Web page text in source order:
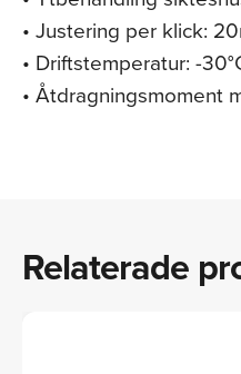
• Justering per klick:
• Driftstemperatur: -
• Åtdragningsmoment
Relaterade